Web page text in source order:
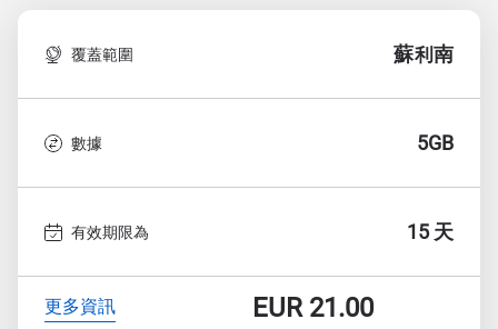
覆蓋範圍 蘇利南
數據 5GB
有效期限為 15 天
更多資訊 EUR21.00